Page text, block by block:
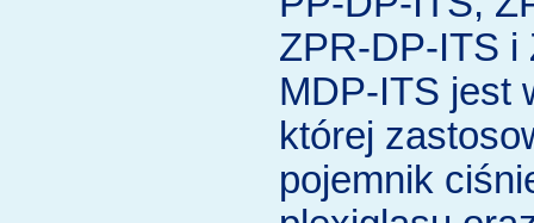
ZPR-DP-ITS i
MDP-ITS jest
której
pojemnik